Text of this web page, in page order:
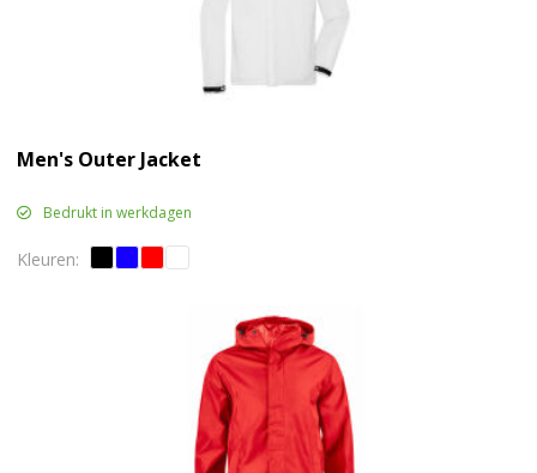
Men's Outer Jacket
Bedrukt in werkdagen